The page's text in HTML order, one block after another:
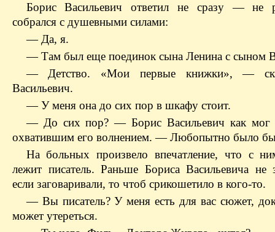
Борис Васильевич ответил не сразу — не
собрался с душевными силами:
— Да, я.
— Там был еще поединок сына Ленина с сыном
— Детство. «Мои первые книжки», —
Васильевич.
— У меня она до сих пор в шкафу стоит.
— До сих пор? — Борис Васильевич какмог
охватившим его волнением. — Любопытно было бы
На больных произвело впечатление, что с
лежит писатель. Раньше Бориса Васильевича
если заговаривали, то чтоб срикошетило в кого-то.
— Вы писатель? У меня есть для вас сюжет,
может утереться.